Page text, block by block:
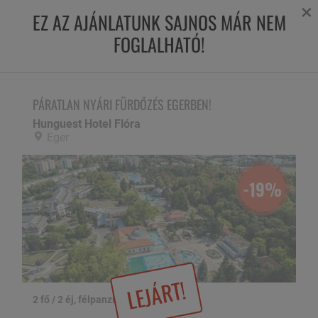
PÁRATLAN NYÁRI FÜRDŐZÉS EGERBEN!
EZ AZ AJÁNLATUNK SAJNOS MÁR NEM
FOGLALHATÓ!
×
LEJÁRT!
PÁRATLAN NYÁRI FÜRDŐZÉS EGERBEN!
Hunguest Hotel Flóra
-19%
2 fő / 2 éj, félpanzióval